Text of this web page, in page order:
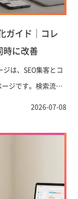
ガイド｜コレ
時に改善
は、SEO集客とコ
ジです。検索流入
ージの設計・最適
2026-07-08